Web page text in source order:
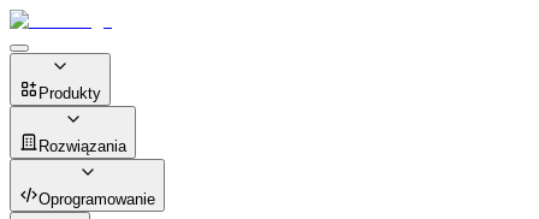
Produkty
Rozwiązania
Oprogramowanie